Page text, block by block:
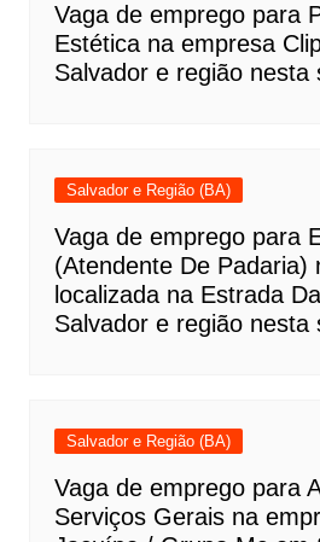
Vaga de emprego para
Estética na empresa
Salvador e região nesta
Salvador e Região (BA)
Vaga de emprego para
(Atendente De Padaria)
localizada na Estrada
Salvador e região nesta
Salvador e Região (BA)
Vaga de emprego para
Serviços Gerais na